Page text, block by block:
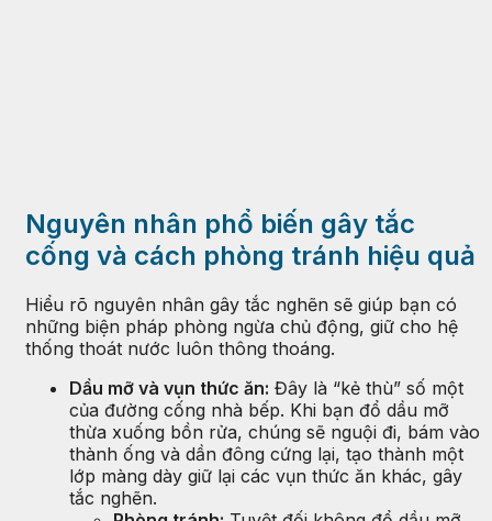
Nguyên nhân phổ biến gây tắc
cống và cách phòng tránh hiệu quả
Hiểu rõ nguyên nhân gây tắc nghẽn sẽ giúp bạn có
những biện pháp phòng ngừa chủ động, giữ cho hệ
thống thoát nước luôn thông thoáng.
Dầu mỡ và vụn thức ăn: Đây là “kẻ thù” số một
của đường cống nhà bếp. Khi bạn đổ dầu mỡ
thừa xuống bồn rửa, chúng sẽ nguội đi, bám vào
thành ống và dần đông cứng lại, tạo thành một
lớp màng dày giữ lại các vụn thức ăn khác, gây
tắc nghẽn.